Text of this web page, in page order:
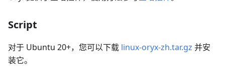
Script
对于 Ubuntu 20+，您可以下载 linux-oryx-zh.tar.gz 并安
装它。